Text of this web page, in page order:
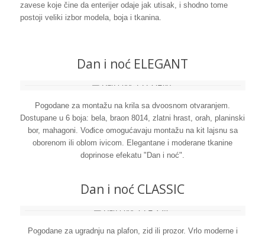
zavese koje čine da enterijer odaje jak utisak, i shodno tome
postoji veliki izbor modela, boja i tkanina.
Dan i noć ELEGANT
Pogodane za montažu na krila sa dvoosnom otvaranjem.
Dostupane u 6 boja: bela, braon 8014, zlatni hrast, orah, planinski
bor, mahagoni. Vođice omogućavaju montažu na kit lajsnu sa
oborenom ili oblom ivicom. Elegantane i moderane tkanine
doprinose efekatu "Dan i noć".
Dan i noć CLASSIC
Pogodane za ugradnju na plafon, zid ili prozor. Vrlo moderne i